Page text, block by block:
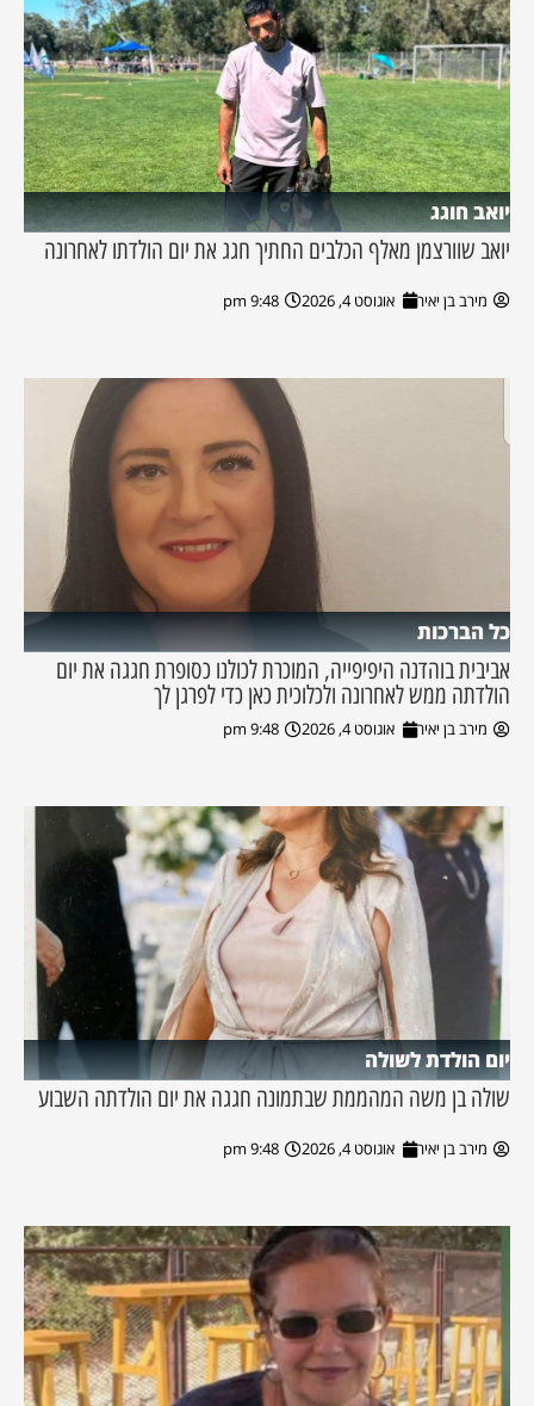
יואב חוגג
יואב שוורצמן מאלף הכלבים החתיך חגג את יום הולדתו לאחרונה
מירב בן יאיר אוגוסט 4, 2026 9:48 pm
כל הברכות
אביבית בוהדנה היפיפייה, המוכרת לכולנו כסופרת חגגה את יום
הולדתה ממש לאחרונה ולכלוכית כאן כדי לפרגן לך
מירב בן יאיר אוגוסט 4, 2026 9:48 pm
יום הולדת לשולה
שולה בן משה המהממת שבתמונה חגגה את יום הולדתה השבוע
מירב בן יאיר אוגוסט 4, 2026 9:48 pm